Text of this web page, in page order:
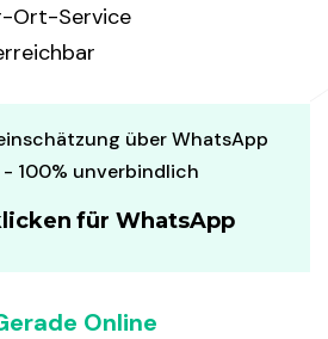
Ort-Service
über WhatsApp
100% unverbindlich
für WhatsApp
Online